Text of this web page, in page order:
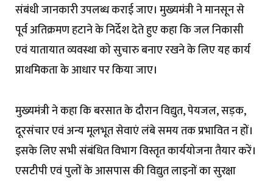
संबंधी जानकारी उपलब्ध कराई जाए। मुख्यमंत्री ने मानसून से
पूर्व अतिक्रमण हटाने के निर्देश देते हुए कहा कि जल निकासी
एवं यातायात व्यवस्था को सुचारु बनाए रखने के लिए यह कार्य
प्राथमिकता के आधार पर किया जाए।
मुख्यमंत्री ने कहा कि बरसात के दौरान विद्युत, पेयजल, सड़क,
दूरसंचार एवं अन्य मूलभूत सेवाएं लंबे समय तक प्रभावित न हों।
इसके लिए सभी संबंधित विभाग विस्तृत कार्ययोजना तैयार करें।
एसटीपी एवं पुलों के आसपास की विद्युत लाइनों का सुरक्षा